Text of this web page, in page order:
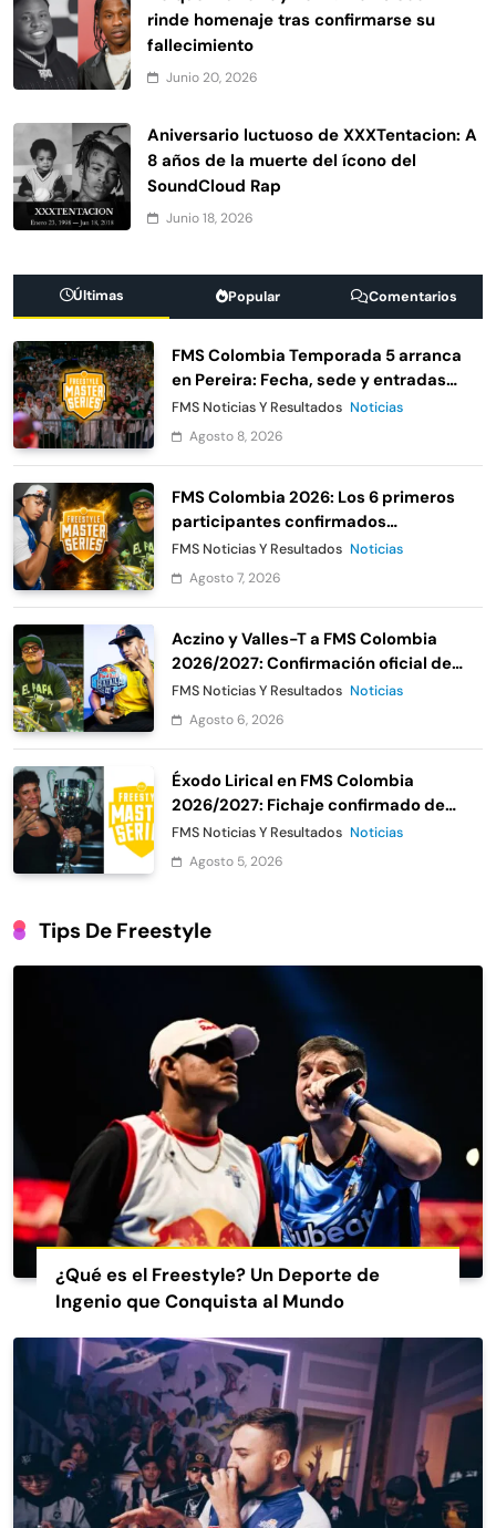
rinde homenaje tras confirmarse su
fallecimiento
Junio 20, 2026
Aniversario luctuoso de XXXTentacion: A
8 años de la muerte del ícono del
SoundCloud Rap
Junio 18, 2026
Últimas Popular Comentarios
FMS Colombia Temporada 5 arranca
en Pereira: Fecha, sede y entradas
gratis
FMS Noticias Y Resultados Noticias
Agosto 8, 2026
FMS Colombia 2026: Los 6 primeros
participantes confirmados
oficialmente
FMS Noticias Y Resultados Noticias
Agosto 7, 2026
Aczino y Valles-T a FMS Colombia
2026/2027: Confirmación oficial de
Urban Roosters
FMS Noticias Y Resultados Noticias
Agosto 6, 2026
Éxodo Lirical en FMS Colombia
2026/2027: Fichaje confirmado de
Urban Roosters
FMS Noticias Y Resultados Noticias
Agosto 5, 2026
Tips De Freestyle
¿Qué es el Freestyle? Un Deporte de
Ingenio que Conquista al Mundo